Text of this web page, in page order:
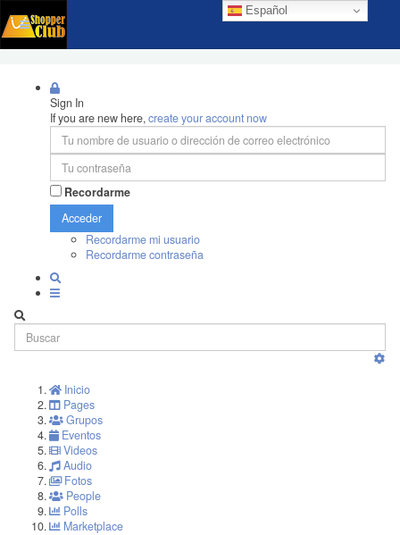
Español
Sign In
If you are new here,create your account now
Recordarme
Acceder
Recordarme mi usuario
Recordarme contraseña
Inicio
Pages
Grupos
Eventos
Videos
Audio
Fotos
People
Polls
Marketplace